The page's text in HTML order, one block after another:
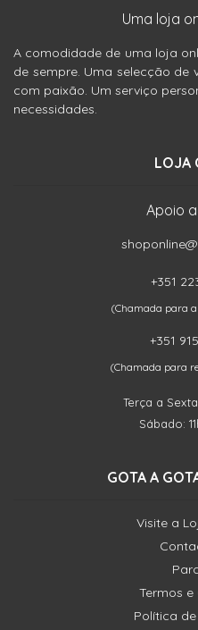
Uma loja
A comodidade de uma loja
de sempre. Uma selecção de
com paixão. Um serviço
necessidades.
LOJA
Apoio
+351
(Chamada para
+351
(Chamada para
Terça a
Sábado:
GOTA A
Visite a
Termos e
Política